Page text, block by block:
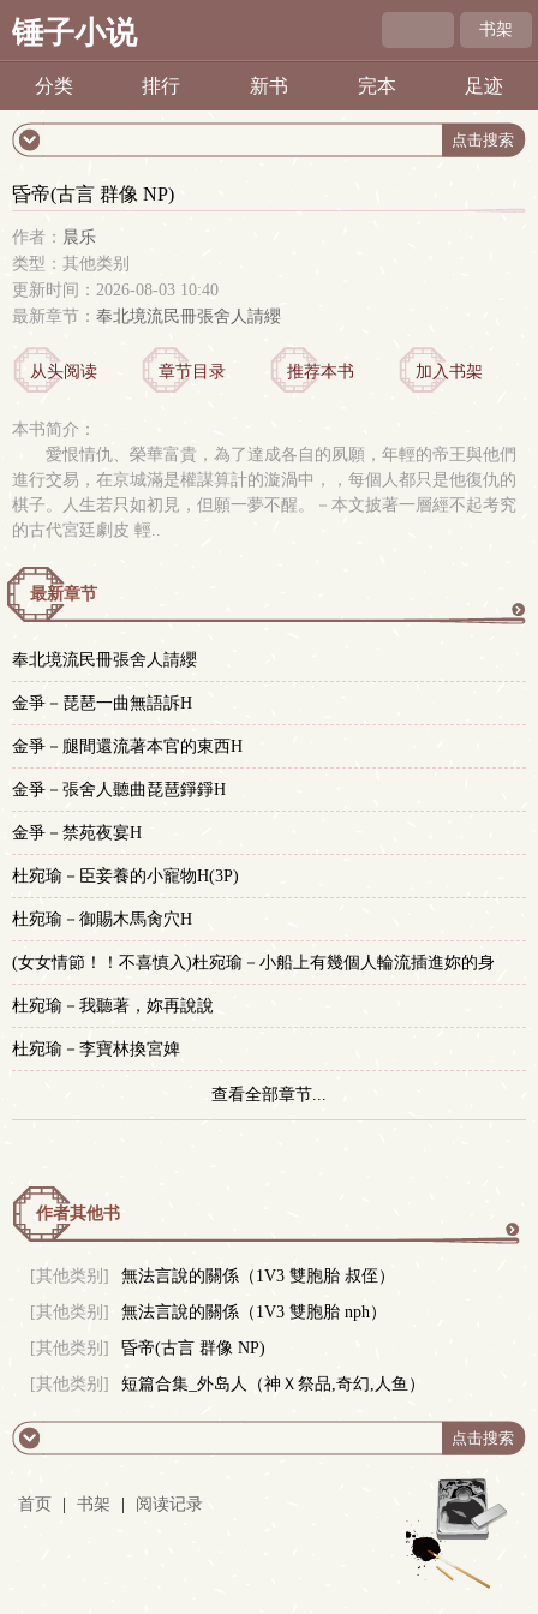
锤子小说 书架
分类 排行 新书 完本 足迹
昏帝(古言 群像 NP)
作者： 晨乐
类型：其他类别
更新时间：2026-08-03 10:40
最新章节： 奉北境流民冊張舍人請纓
从头阅读 章节目录 推荐本书 加入书架
本书简介：
愛恨情仇、榮華富貴，為了達成各自的夙願，年輕的帝王與他們
進行交易，在京城滿是權謀算計的漩渦中，，每個人都只是他復仇的
棋子。人生若只如初見，但願一夢不醒。－本文披著一層經不起考究
的古代宮廷劇皮 輕..
最新章节
奉北境流民冊張舍人請纓
金爭－琵琶一曲無語訴H
金爭－腿間還流著本官的東西H
金爭－張舍人聽曲琵琶錚錚H
金爭－禁苑夜宴H
杜宛瑜－臣妾養的小寵物H(3P)
杜宛瑜－御賜木馬肏穴H
(女女情節！！不喜慎入)杜宛瑜－小船上有幾個人輪流插進妳的身
體？
杜宛瑜－我聽著，妳再說說
杜宛瑜－李寶林換宮婢
查看全部章节...
作者其他书
[其他类别]
無法言說的關係（1V3 雙胞胎 叔侄）
[其他类别]
無法言說的關係（1V3 雙胞胎 nph）
[其他类别]
昏帝(古言 群像 NP)
[其他类别]
短篇合集_外岛人（神Ｘ祭品,奇幻,人鱼）
首页 书架 阅读记录